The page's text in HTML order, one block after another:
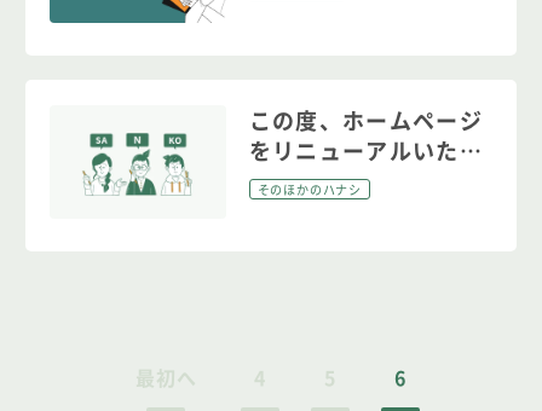
この度、ホームページ
をリニューアルいたし
ました。
そのほかのハナシ
最初へ 4 5 6